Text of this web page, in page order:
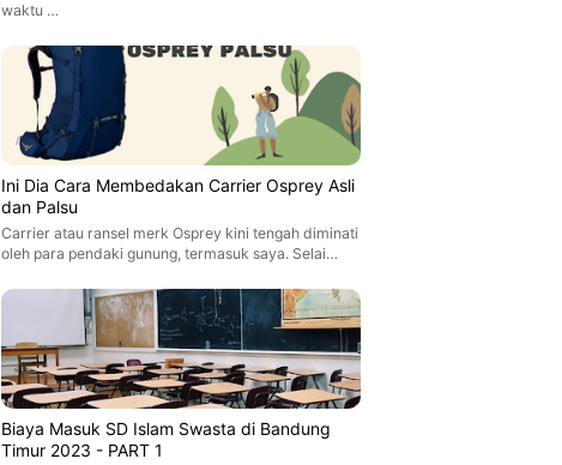
waktu …
Ini Dia Cara Membedakan Carrier Osprey Asli
dan Palsu
Carrier atau ransel merk Osprey kini tengah diminati
oleh para pendaki gunung, termasuk saya. Selai…
Biaya Masuk SD Islam Swasta di Bandung
Timur 2023 - PART 1